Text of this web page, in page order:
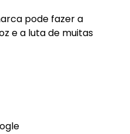
pode fazer a
e a luta de muitas